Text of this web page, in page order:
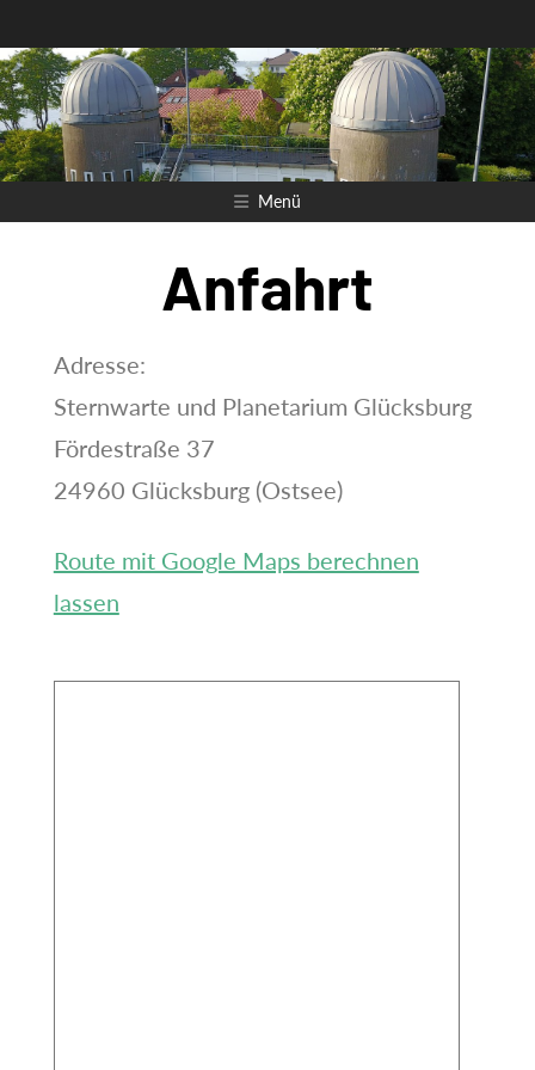
Inhalt
springen
Menü
Anfahrt
Adresse:
Sternwarte und Planetarium Glücksburg
Fördestraße 37
24960 Glücksburg (Ostsee)
Route mit Google Maps berechnen
lassen